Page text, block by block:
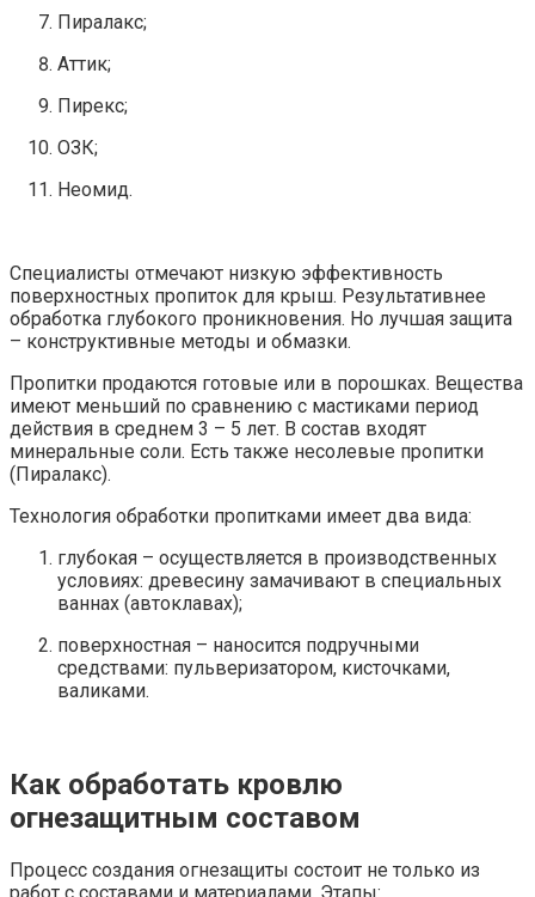
Пиралакс;
Аттик;
Пирекс;
ОЗК;
Неомид.
Специалисты отмечают низкую эффективность
поверхностных пропиток для крыш. Результативнее
обработка глубокого проникновения. Но лучшая защита
– конструктивные методы и обмазки.
Пропитки продаются готовые или в порошках. Вещества
имеют меньший по сравнению с мастиками период
действия в среднем 3 – 5 лет. В состав входят
минеральные соли. Есть также несолевые пропитки
(Пиралакс).
Технология обработки пропитками имеет два вида:
глубокая – осуществляется в производственных
условиях: древесину замачивают в специальных
ваннах (автоклавах);
поверхностная – наносится подручными
средствами: пульверизатором, кисточками,
валиками.
Как обработать кровлю
огнезащитным составом
Процесс создания огнезащиты состоит не только из
работ с составами и материалами. Этапы: